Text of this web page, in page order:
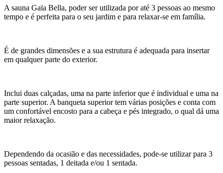
A sauna Gaïa Bella, poder ser utilizada por até 3 pessoas ao mesmo
tempo e é perfeita para o seu jardim e para relaxar-se em família.
É de grandes dimensões e a sua estrutura é adequada para insertar
em qualquer parte do exterior.
Inclui duas calçadas, uma na parte inferior que é individual e uma na
parte superior. A banqueta superior tem várias posições e conta com
um confortável encosto para a cabeça e pés integrado, o qual dá uma
maior relaxação.
Dependendo da ocasião e das necessidades, pode-se utilizar para 3
pessoas sentadas, 1 deitada e/ou 1 sentada.